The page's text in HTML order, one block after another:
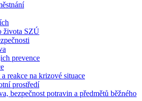
života SZÚ
prevence
reakce na krizové situace
prostředí
bezpečnost potravin a předmětů běžného